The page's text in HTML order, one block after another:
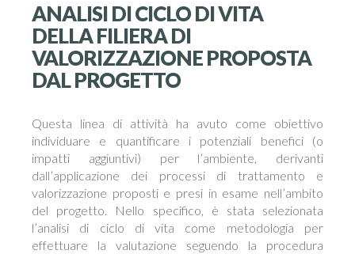
ANALISI DI CICLO DI VITA
DELLA FILIERA DI
VALORIZZAZIONE PROPOSTA
DAL PROGETTO
Questa linea di attività ha avuto come obiettivo
individuare e quantificare i potenziali benefici (o
impatti aggiuntivi) per l’ambiente, derivanti
dall’applicazione dei processi di trattamento e
valorizzazione proposti e presi in esame nell’ambito
del progetto. Nello specifico, è stata selezionata
l’analisi di ciclo di vita come metodologia per
effettuare la valutazione seguendo la procedura